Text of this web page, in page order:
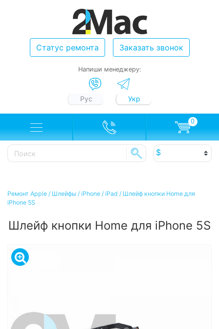
Статус ремонта Заказать звонок
Напиши менеджеру:
Рус Укр
0
Ремонт Apple / Шлейфы / iPhone / iPad / Шлейф кнопки Home для
iPhone 5S
Шлейф кнопки Home для iPhone 5S